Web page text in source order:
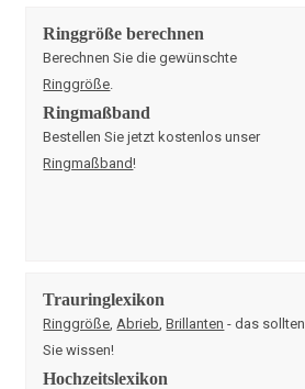
Ringgröße berechnen
Berechnen Sie die gewünschte
Ringgröße
Ringmaßband
Bestellen Sie jetzt kostenlos unser
Ringmaßband!
Trauringlexikon
Ringgröße Abrieb ,Brillanten - das sollten
Sie wissen!
Hochzeitslexikon